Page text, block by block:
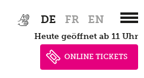
DE FR EN
heute geöffnet ab 11 Uhr
ONLINE TICKETS